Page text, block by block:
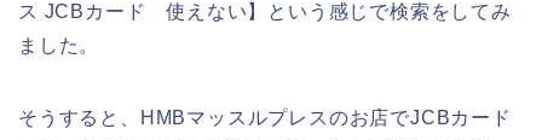
ス JCBカード 使えない】という感じで検索をしてみ
ました。
そうすると、HMBマッスルプレスのお店でJCBカード